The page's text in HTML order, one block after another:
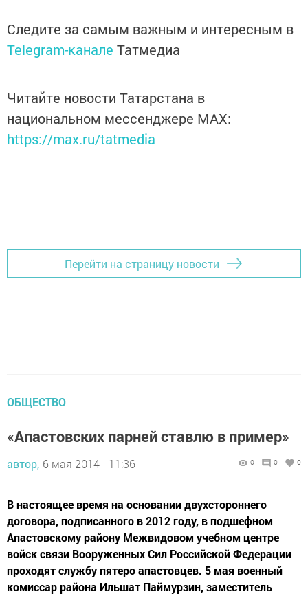
Следите за самым важным и интересным в
Telegram-канале Татмедиа
Читайте новости Татарстана в
национальном мессенджере MАХ:
https://max.ru/tatmedia
Перейти на страницу новости
ОБЩЕСТВО
«Апастовских парней ставлю в пример»
автор, 6 мая 2014 - 11:36 0 0 0
В настоящее время на основании двухстороннего
договора, подписанного в 2012 году, в подшефном
Апастовскому району Межвидовом учебном центре
войск связи Вооруженных Сил Российской Федерации
проходят службу пятеро апастовцев. 5 мая военный
комиссар района Ильшат Паймурзин, заместитель